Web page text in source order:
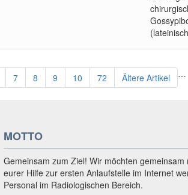
7 8 9 10 …
72 Ältere Artikel
MOTTO
Gemeinsam zum Ziel! Wir möchten gemeinsam
eurer Hilfe zur ersten Anlaufstelle im Internet
Personal im Radiologischen Bereich.